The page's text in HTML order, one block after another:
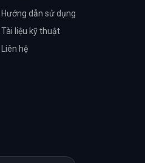
Hướng dẫn sử dụng
Tài liệu kỹ thuật
Liên hệ